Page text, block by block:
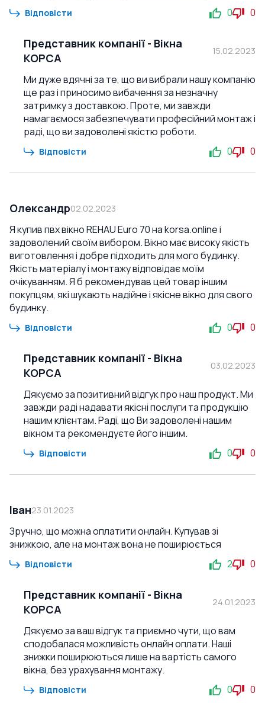
Відповісти 0 0
Представник компанії - Вікна
КОРСА
15.02.2023
Ми дуже вдячні за те, що ви вибрали нашу компанію
ще раз і приносимо вибачення за незначну
затримку з доставкою. Проте, ми завжди
намагаємося забезпечувати професійний монтаж і
раді, що ви задоволені якістю роботи.
Відповісти 0 0
Олександр02.02.2023
Я купив пвх вікно REHAU Euro 70 на korsa.online і
задоволений своїм вибором. Вікно має високу якість
виготовлення і добре підходить для мого будинку.
Якість матеріалу і монтажу відповідає моїм
очікуванням. Я б рекомендував цей товар іншим
покупцям, які шукають надійне і якісне вікно для свого
будинку.
Відповісти 0 0
Представник компанії - Вікна
КОРСА
03.02.2023
Дякуємо за позитивний відгук про наш продукт. Ми
завжди раді надавати якісні послуги та продукцію
нашим клієнтам. Раді, що Ви задоволені нашим
вікном та рекомендуєте його іншим.
Відповісти 0 0
Іван23.01.2023
Зручно, що можна оплатити онлайн. Купував зі
знижкою, але на монтаж вона не поширюється
Відповісти 2 0
Представник компанії - Вікна
КОРСА
24.01.2023
Дякуємо за ваш відгук та приємно чути, що вам
сподобалася можливість онлайн оплати. Наші
знижки поширюються лише на вартість самого
вікна, без урахування монтажу.
Відповісти 0 0